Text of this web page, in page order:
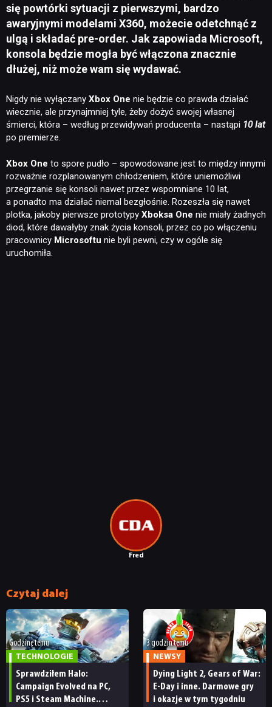
Fred
się powtórki sytuacji z pierwszymi, bardzo
awaryjnymi modelami X360, możecie odetchnąć z
ulgą i składać pre-order. Jak zapowiada Microsoft,
konsola będzie mogła być włączona znacznie
dłużej, niż może wam się wydawać.
Nigdy nie wyłączany Xbox One nie będzie co prawda działać
wiecznie, ale przynajmniej tyle, żeby dożyć swojej własnej
śmierci, która – według przewidywań producenta – nastąpi 10 lat
po premierze.
Xbox One to spore pudło – spowodowane jest to między innymi
rozważnie rozplanowanym chłodzeniem, które uniemożliwi
przegrzanie się konsoli nawet przez wspomniane 10 lat,
a ponadto ma działać niemal bezgłośnie. Rozeszła się nawet
plotka, jakoby pierwsze prototypy Xboksa One nie miały żadnych
diod, które dawałyby znak życia konsoli, przez co po włączeniu
pracownicy Microsoftu nie byli pewni, czy w ogóle się
uruchomiła.
Czytaj dalej
Godzinę temu
TECHNOLOGIE
Sprawdziłem Halo:
Campaign Evolved na PC,
PS5 i Steam Machine.
3 godzin temu
NEWSY
Dying Light 2, Gears of War:
E-Day i inne. Darmowe gry
i okazje w tym tygodniu